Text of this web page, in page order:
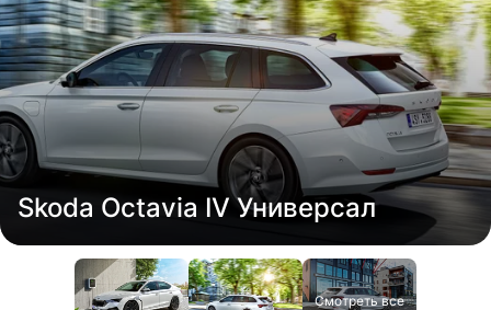
Skoda Octavia IV Универсал
Смотреть все